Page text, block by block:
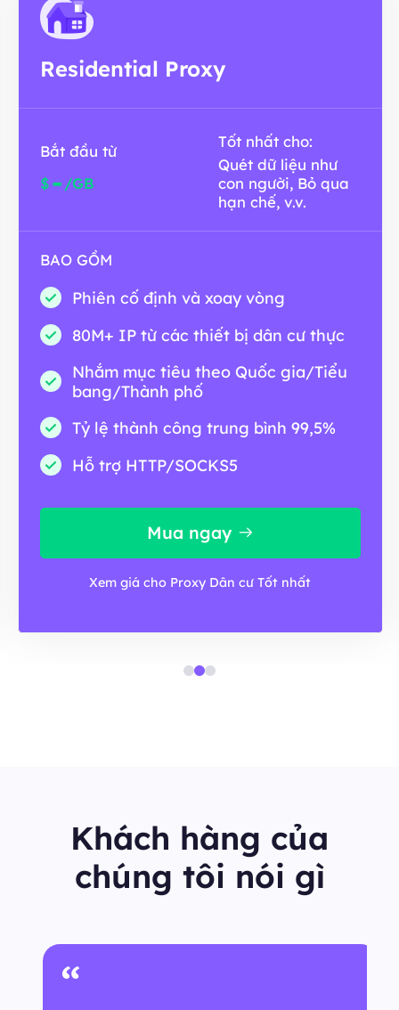
Residential Proxy
Bắt đầu từ
$- /GB
Tốt nhất cho:
Quét dữ liệu như
con người, Bỏ qua
hạn chế, v.v.
BAO GỒM
Phiên cố định và xoay vòng
80M+ IP từ các thiết bị dân cư thực
Nhắm mục tiêu theo Quốc gia/Tiểu
bang/Thành phố
Tỷ lệ thành công trung bình 99,5%
Hỗ trợ HTTP/SOCKS5
Mua ngay
Xem giá cho Proxy Dân cư Tốt nhất
Khách hàng của
chúng tôi nói gì
“